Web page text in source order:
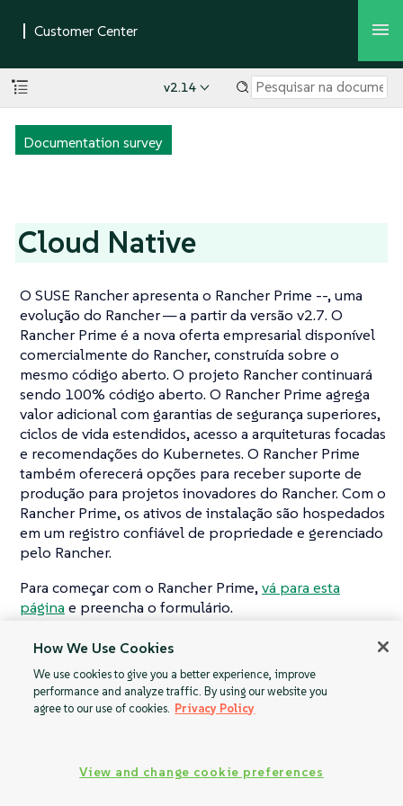
v2.14
Documentation survey
Cloud Native
O SUSE Rancher apresenta o Rancher Prime --, uma
evolução do Rancher — a partir da versão v2.7. O
Rancher Prime é a nova oferta empresarial disponível
comercialmente do Rancher, construída sobre o
mesmo código aberto. O projeto Rancher continuará
sendo 100% código aberto. O Rancher Prime agrega
valor adicional com garantias de segurança superiores,
ciclos de vida estendidos, acesso a arquiteturas focadas
e recomendações do Kubernetes. O Rancher Prime
também oferecerá opções para receber suporte de
produção para projetos inovadores do Rancher. Com o
Rancher Prime, os ativos de instalação são hospedados
em um registro confiável de propriedade e gerenciado
pelo Rancher.
Para começar com o Rancher Prime,vá para esta
páginae preencha o formulário.
O que é o
comando SUSE
Visão Geral
How We Use Cookies
We use cookies to give you a better experience, improve
performance and analyze traffic. By using our website you
agree to our use of cookies. Privacy Policy
View and change cookie preferences